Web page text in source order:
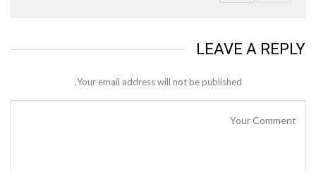
LEAVE A REPLY
Your email address will not be published.